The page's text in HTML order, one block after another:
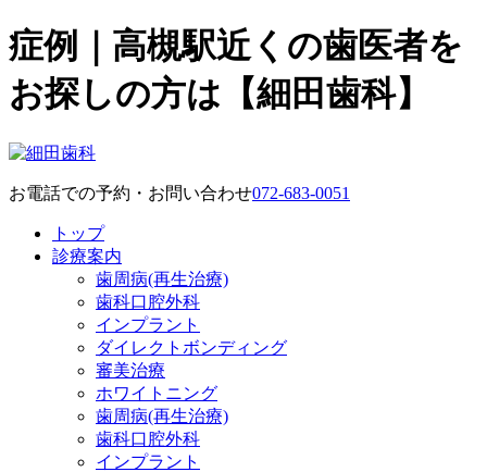
症例｜高槻駅近くの歯医者を
お探しの方は【細田歯科】
お電話での予約・お問い合わせ072-683-0051
トップ
診療案内
歯周病(再生治療)
歯科口腔外科
インプラント
ダイレクトボンディング
審美治療
ホワイトニング
歯周病(再生治療)
歯科口腔外科
インプラント